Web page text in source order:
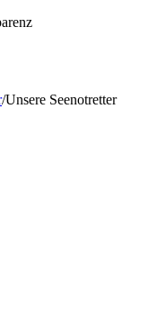
/Unsere Seenotretter